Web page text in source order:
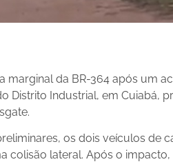
marginal da BR-364 após um
Distrito Industrial, em Cuiabá,
os dois veículos de
colisão lateral. Após o